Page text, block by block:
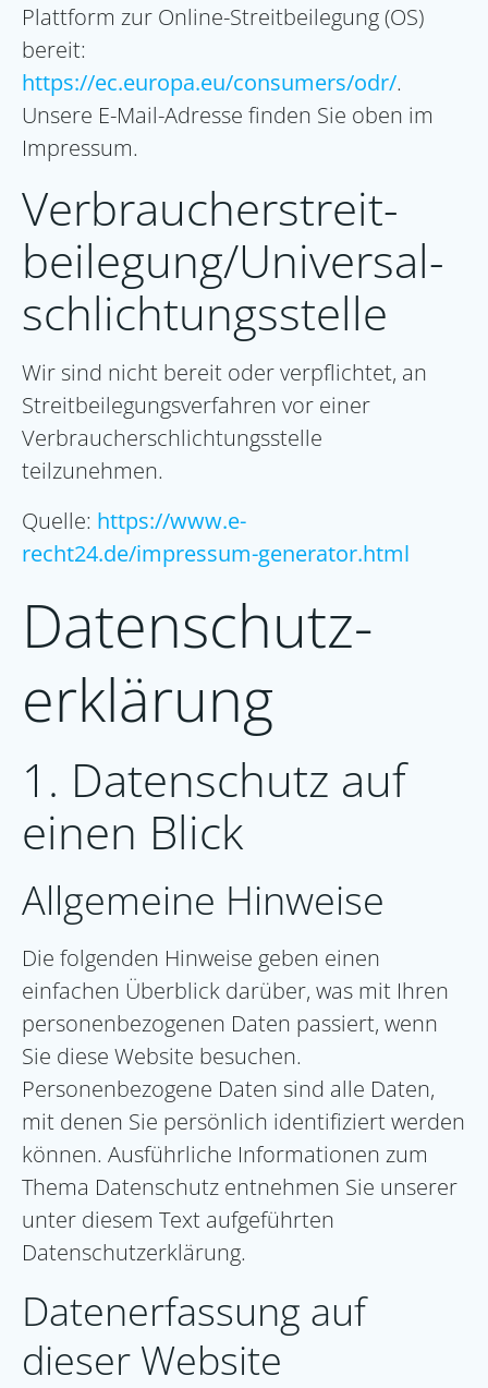
Plattform zur Online-Streitbeilegung (OS)
bereit:
https://ec.europa.eu/consumers/odr/.
Unsere E-Mail-Adresse finden Sie oben im
Impressum.
Verbraucher­streit­
beilegung/Universal­
schlichtungs­stelle
Wir sind nicht bereit oder verpflichtet, an
Streitbeilegungsverfahren vor einer
Verbraucherschlichtungsstelle
teilzunehmen.
Quelle: https://www.e-
recht24.de/impressum-generator.html
Datenschutz­
erklärung
1. Datenschutz auf
einen Blick
Allgemeine Hinweise
Die folgenden Hinweise geben einen
einfachen Überblick darüber, was mit Ihren
personenbezogenen Daten passiert, wenn
Sie diese Website besuchen.
Personenbezogene Daten sind alle Daten,
mit denen Sie persönlich identifiziert werden
können. Ausführliche Informationen zum
Thema Datenschutz entnehmen Sie unserer
unter diesem Text aufgeführten
Datenschutzerklärung.
Datenerfassung auf
dieser Website